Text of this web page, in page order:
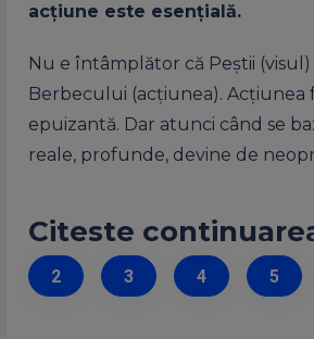
acțiune este esențială.
Nu e întâmplător că Peștii
Berbecului (acțiunea). Acțiunea
epuizantă. Dar atunci când se
reale, profunde, devine de
Citeste
2
3 4 5